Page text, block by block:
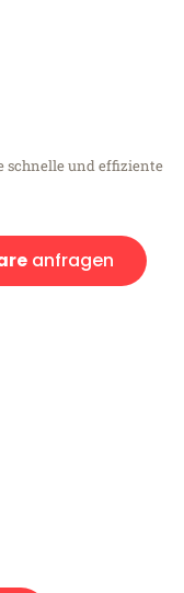
schnelle und effiziente
anfragen